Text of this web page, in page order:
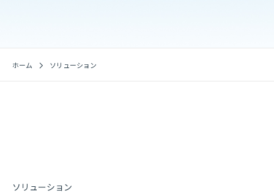
ホーム ソリューション
ソリューション